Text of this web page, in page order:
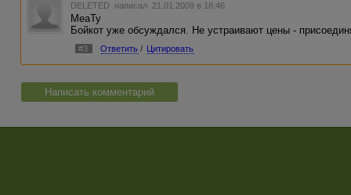
DELETED написал 21.01.2009 в 18:46
MeaTy
Бойкот уже обсуждался. Не устраивают цены -
#3 Ответить / Цитировать
Написать комментарий